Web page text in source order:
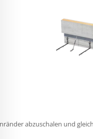
abzuschalen und